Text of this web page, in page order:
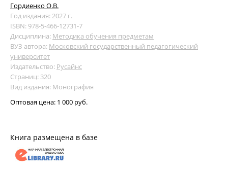
Гордиенко О.В.
Год издания: 2027 г.
ISBN: 978-5-466-12731-7
Дисциплина: Методика обучения предметам
ВУЗ автора: Московский государственный педагогический
университет
Издательство: Русайнс
Страниц: 320
Вид издания: Монография
Оптовая цена: 1 000 руб.
Книга размещена в базе